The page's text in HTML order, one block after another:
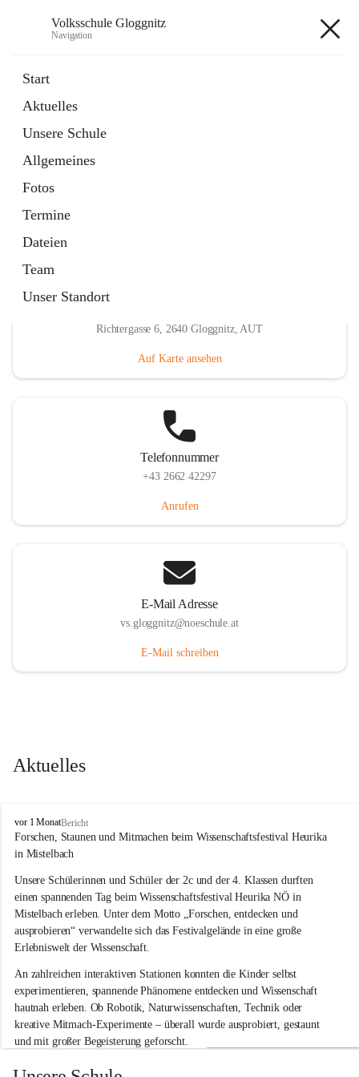
Volksschule Gloggnitz
Navigation
Start
Aktuelles
Unsere Schule
Allgemeines
Fotos
Termine
Dateien
Team
Unser Standort
Seite
in
Tab
Elternverein
öffnet
in
neuem
Tab
Richtergasse 6, 2640 Gloggnitz, AUT
Auf Karte ansehen
Telefonnummer
+43 2662 42297
Anrufen
E-Mail Adresse
vs.gloggnitz@noeschule.at
E-Mail schreiben
Aktuelles
V
o
l
s
s
c
u
l
e
G
l
o
g
g
n
i
vor 1 MonatBericht
Forschen, Staunen und Mitmachen beim Wissenschaftsfestival Heurika
in Mistelbach
Unsere Schülerinnen und Schüler der 2c und der 4. Klassen durften
einen spannenden Tag beim Wissenschaftsfestival Heurika NÖ in
Mistelbach erleben. Unter dem Motto „Forschen, entdecken und
ausprobieren“ verwandelte sich das Festivalgelände in eine große
Erlebniswelt der Wissenschaft.
An zahlreichen interaktiven Stationen konnten die Kinder selbst
experimentieren, spannende Phänomene entdecken und Wissenschaft
hautnah erleben. Ob Robotik, Naturwissenschaften, Technik oder
kreative Mitmach-Experimente – überall wurde ausprobiert, gestaunt
und mit großer Begeisterung geforscht.
Besonders beeindruckend war, dass Wissenschaftlerinnen und